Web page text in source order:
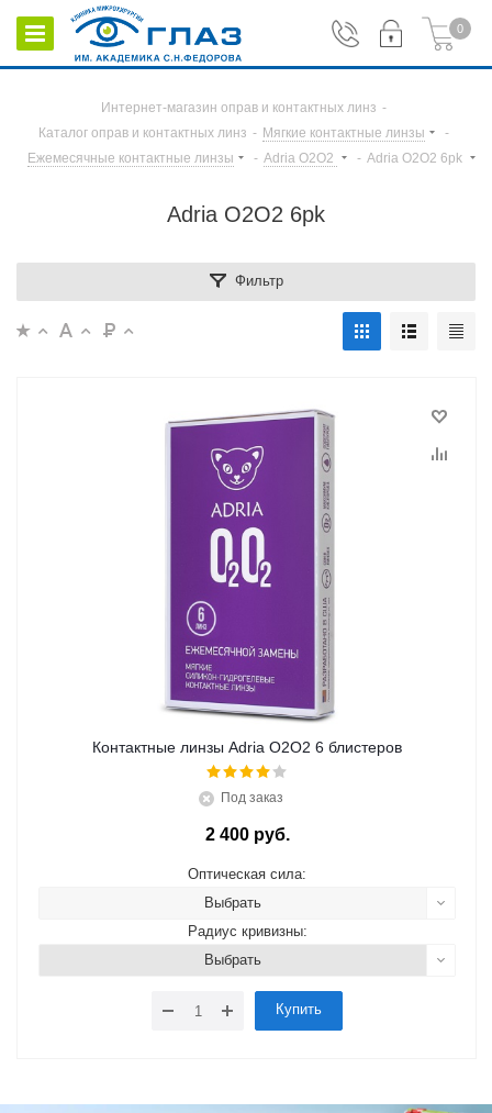
0
Интернет-магазин оправ и контактных линз -
Каталог оправ и контактных линз - Мягкие контактные линзы
-
Ежемесячные контактные линзы
- Adria O2O2 - Adria O2O2 6pk
Adria O2O2 6pk
Фильтр
Контактные линзы Adria O2O2 6 блистеров
Под заказ
2 400 руб.
Оптическая сила:
Выбрать
Радиус кривизны:
Выбрать
Купить